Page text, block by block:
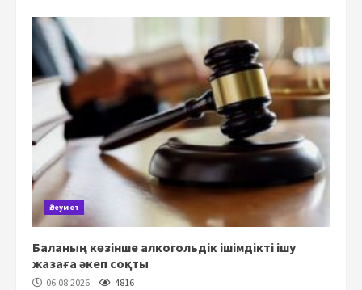
Әлеумет
Баланың көзінше алкогольдік ішімдікті ішу
жазаға әкеп соқты
06.08.2026 4816